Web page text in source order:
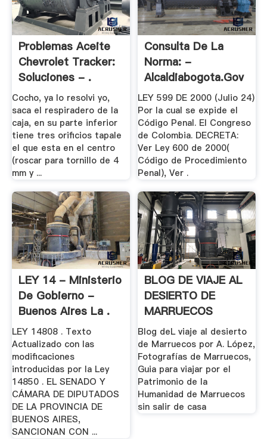
Problemas Aceite
Chevrolet Tracker:
Soluciones - .
Cocho, ya lo resolvi yo,
saca el respiradero de la
caja, en su parte inferior
tiene tres orificios tapale
el que esta en el centro
(roscar para tornillo de 4
mm y ...
Consulta De La
Norma: -
Alcaldiabogota.gov
LEY 599 DE 2000 (Julio 24)
Por la cual se expide el
Código Penal. El Congreso
de Colombia. DECRETA:
Ver Ley 600 de 2000(
Código de Procedimiento
Penal), Ver .
LEY 14 - Ministerio
De Gobierno -
Buenos Aires La .
LEY 14808 . Texto
Actualizado con las
modificaciones
introducidas por la Ley
14850 . EL SENADO Y
CÁMARA DE DIPUTADOS
DE LA PROVINCIA DE
BUENOS AIRES,
SANCIONAN CON ...
BLOG DE VIAJE AL
DESIERTO DE
MARRUECOS
Blog deL viaje al desierto
de Marruecos por A. López,
Fotografías de Marruecos,
Guia para viajar por el
Patrimonio de la
Humanidad de Marruecos
sin salir de casa